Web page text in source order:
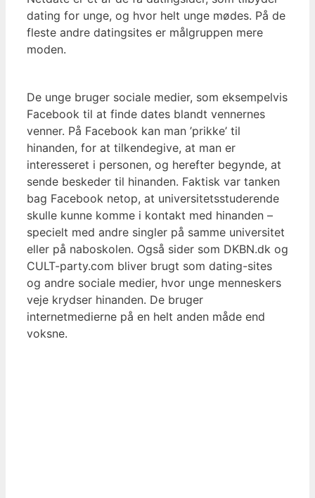
dating for unge, og hvor helt unge mødes. På de
fleste andre datingsites er målgruppen mere
moden.
De unge bruger sociale medier, som eksempelvis
Facebook til at finde dates blandt vennernes
venner. På Facebook kan man ’prikke’ til
hinanden, for at tilkendegive, at man er
interesseret i personen, og herefter begynde, at
sende beskeder til hinanden. Faktisk var tanken
bag Facebook netop, at universitetsstuderende
skulle kunne komme i kontakt med hinanden –
specielt med andre singler på samme universitet
eller på naboskolen. Også sider som DKBN.dk og
CULT-party.com bliver brugt som dating-sites
og andre sociale medier, hvor unge menneskers
veje krydser hinanden. De bruger
internetmedierne på en helt anden måde end
voksne.